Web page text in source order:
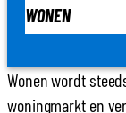
WONEN
Wonen wordt
woningmarkt en